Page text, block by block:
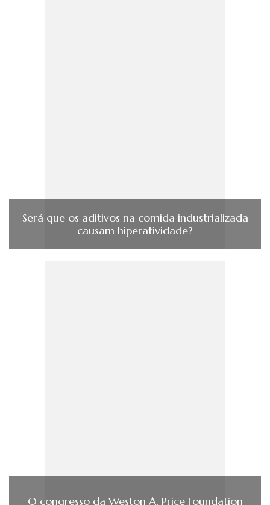
Será que os aditivos na comida industrializada
causam hiperatividade?
O congresso da Weston A. Price Foundation